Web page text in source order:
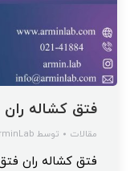
فتق کشاله ران
مقالات توسط
فتق کشاله ران